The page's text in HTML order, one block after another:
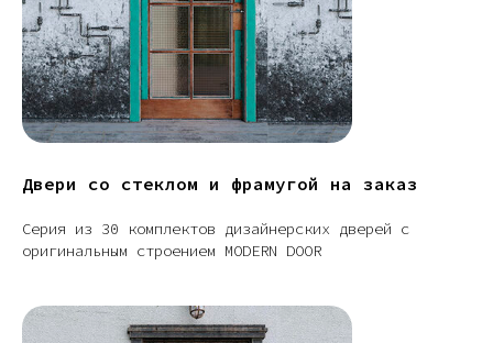
Двери со стеклом и фрамугой на заказ
Серия из 30 комплектов дизайнерских дверей с
оригинальным строением MODERN DOOR